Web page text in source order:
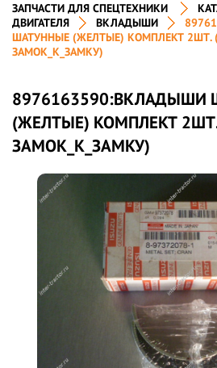
ЗАПЧАСТИ ДЛЯ СПЕЦТЕХНИКИ
ДВИГАТЕЛЯ
ВКЛАДЫШИ
ШАТУННЫЕ (ЖЕЛТЫЕ) КОМПЛЕКТ 2ШТ.
ЗАМОК_К_ЗАМКУ)
8976163590:ВКЛАДЫШИ
(ЖЕЛТЫЕ) КОМПЛЕКТ
ЗАМОК_К_ЗАМКУ)